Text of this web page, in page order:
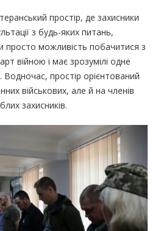
простір, де захисники
з будь-яких питань,
просто можливість побачитися з
війною і має зрозумілі одне
простір орієнтований
військових, але й на членів
захисників.